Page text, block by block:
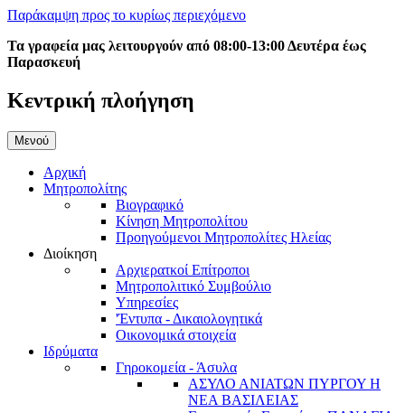
Παράκαμψη προς το κυρίως περιεχόμενο
Τα γραφεία μας λειτουργούν από 08:00-13:00 Δευτέρα έως
Παρασκευή
Κεντρική πλοήγηση
Μενού
Αρχική
Μητροπολίτης
Βιογραφικό
Κίνηση Μητροπολίτου
Προηγούμενοι Μητροπολίτες Ηλείας
Διοίκηση
Αρχιερατκοί Επίτροποι
Μητροπολιτικό Συμβούλιο
Υπηρεσίες
'Έντυπα - Δικαιολογητικά
Οικονομικά στοιχεία
Ιδρύματα
Γηροκομεία - Άσυλα
ΑΣΥΛΟ ΑΝΙΑΤΩΝ ΠΥΡΓΟΥ Η
ΝΕΑ ΒΑΣΙΛΕΙΑΣ